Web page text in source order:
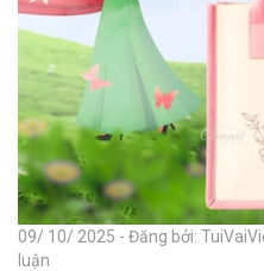
09/ 10/ 2025 - Đăng bởi:
luận